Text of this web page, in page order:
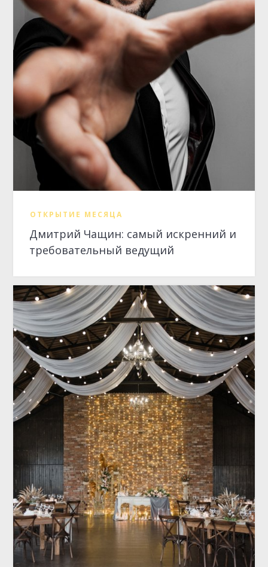
ОТКРЫТИЕ МЕСЯЦА
Дмитрий Чащин: самый искренний и
требовательный ведущий
ОТКРЫТИЕ МЕСЯЦА
Свадебная площадка «РАНЧО»: все
что нужно для торжества на природе